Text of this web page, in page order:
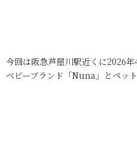
今回は阪急芦屋川駅近くに2026
ベビーブランド「Nuna」とペッ